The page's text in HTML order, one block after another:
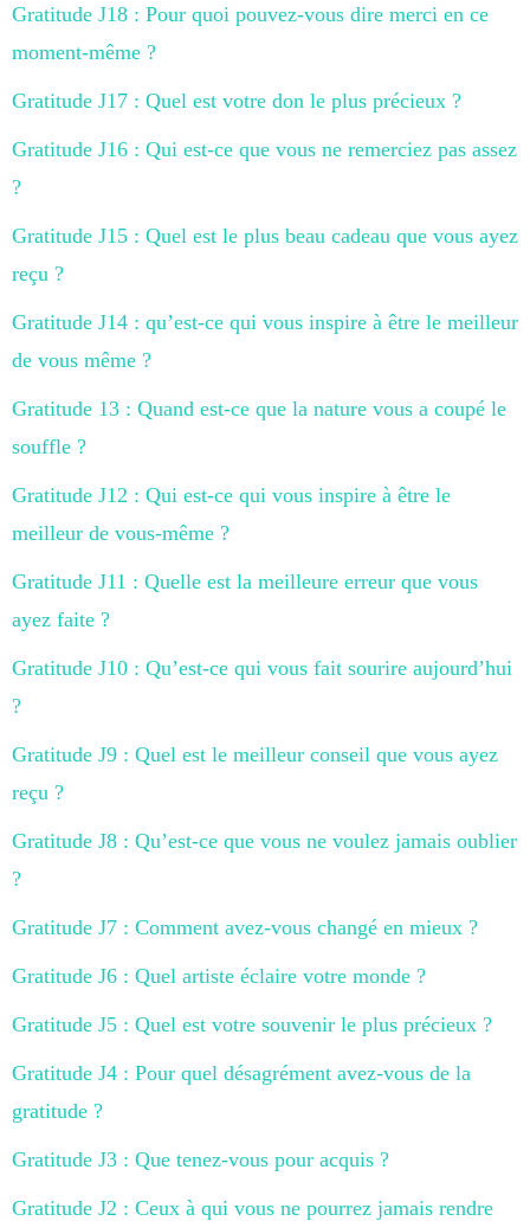
Gratitude J18 : Pour quoi pouvez-vous dire merci en ce
moment-même ?
Gratitude J17 : Quel est votre don le plus précieux ?
Gratitude J16 : Qui est-ce que vous ne remerciez pas assez
?
Gratitude J15 : Quel est le plus beau cadeau que vous ayez
reçu ?
Gratitude J14 : qu’est-ce qui vous inspire à être le meilleur
de vous même ?
Gratitude 13 : Quand est-ce que la nature vous a coupé le
souffle ?
Gratitude J12 : Qui est-ce qui vous inspire à être le
meilleur de vous-même ?
Gratitude J11 : Quelle est la meilleure erreur que vous
ayez faite ?
Gratitude J10 : Qu’est-ce qui vous fait sourire aujourd’hui
?
Gratitude J9 : Quel est le meilleur conseil que vous ayez
reçu ?
Gratitude J8 : Qu’est-ce que vous ne voulez jamais oublier
?
Gratitude J7 : Comment avez-vous changé en mieux ?
Gratitude J6 : Quel artiste éclaire votre monde ?
Gratitude J5 : Quel est votre souvenir le plus précieux ?
Gratitude J4 : Pour quel désagrément avez-vous de la
gratitude ?
Gratitude J3 : Que tenez-vous pour acquis ?
Gratitude J2 : Ceux à qui vous ne pourrez jamais rendre